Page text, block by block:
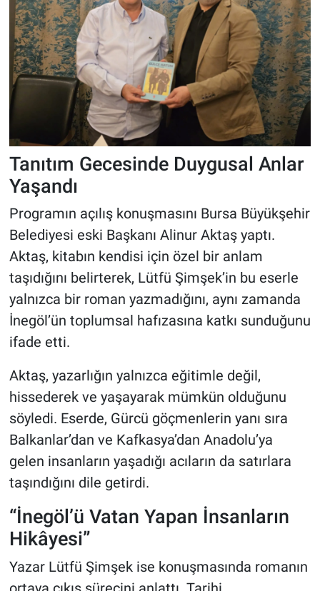
Tanıtım Gecesinde Duygusal Anlar
Yaşandı
Programın açılış konuşmasını Bursa Büyükşehir
Belediyesi eski Başkanı Alinur Aktaş yaptı.
Aktaş, kitabın kendisi için özel bir anlam
taşıdığını belirterek, Lütfü Şimşek’in bu eserle
yalnızca bir roman yazmadığını, aynı zamanda
İnegöl’ün toplumsal hafızasına katkı sunduğunu
ifade etti.
Aktaş, yazarlığın yalnızca eğitimle değil,
hissederek ve yaşayarak mümkün olduğunu
söyledi. Eserde, Gürcü göçmenlerin yanı sıra
Balkanlar’dan ve Kafkasya’dan Anadolu’ya
gelen insanların yaşadığı acıların da satırlara
taşındığını dile getirdi.
“İnegöl’ü Vatan Yapan İnsanların
Hikâyesi”
Yazar Lütfü Şimşek ise konuşmasında romanın